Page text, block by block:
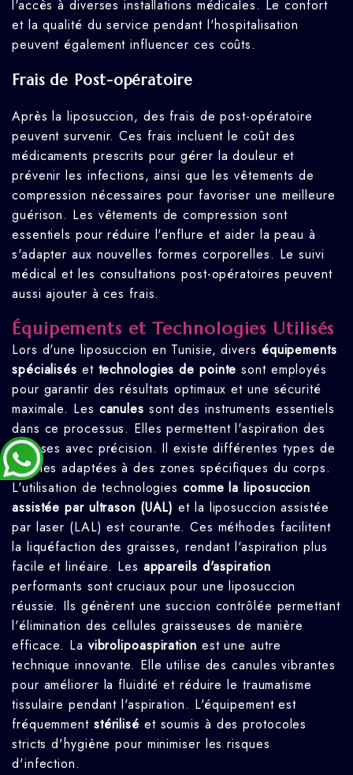
l'accès à diverses installations médicales. Le confort
et la qualité du service pendant l'hospitalisation
peuvent également influencer ces coûts.
Frais de Post-opératoire
Après la liposuccion, des frais de post-opératoire
peuvent survenir. Ces frais incluent le coût des
médicaments prescrits pour gérer la douleur et
prévenir les infections, ainsi que les vêtements de
compression nécessaires pour favoriser une meilleure
guérison. Les vêtements de compression sont
essentiels pour réduire l'enflure et aider la peau à
s'adapter aux nouvelles formes corporelles. Le suivi
médical et les consultations post-opératoires peuvent
aussi ajouter à ces frais.
Équipements et Technologies Utilisés
Lors d'une liposuccion en Tunisie, divers équipements
spécialisés et technologies de pointe sont employés
pour garantir des résultats optimaux et une sécurité
maximale. Les canules sont des instruments essentiels
dans ce processus. Elles permettent l'aspiration des
graisses avec précision. Il existe différentes types de
canules adaptées à des zones spécifiques du corps.
L'utilisation de technologies comme la liposuccion
assistée par ultrason (UAL) et la liposuccion assistée
par laser (LAL) est courante. Ces méthodes facilitent
la liquéfaction des graisses, rendant l'aspiration plus
facile et linéaire. Les appareils d'aspiration
performants sont cruciaux pour une liposuccion
réussie. Ils génèrent une succion contrôlée permettant
l'élimination des cellules graisseuses de manière
efficace. La vibrolipoaspiration est une autre
technique innovante. Elle utilise des canules vibrantes
pour améliorer la fluidité et réduire le traumatisme
tissulaire pendant l'aspiration. L'équipement est
fréquemment stérilisé et soumis à des protocoles
stricts d'hygiène pour minimiser les risques
d'infection.